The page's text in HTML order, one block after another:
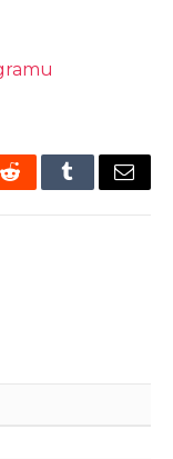
RedditTumblrEmail